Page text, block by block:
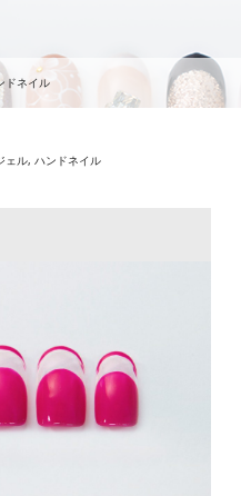
ドネイル
ェル, ハンドネイル